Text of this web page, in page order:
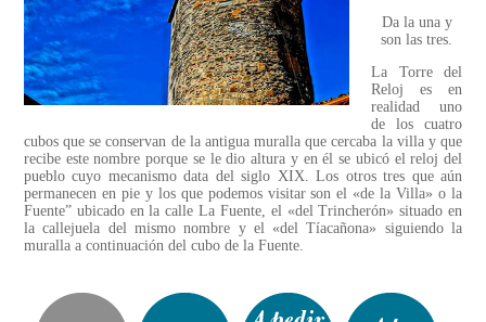
Da la una y
son las tres.
La Torre del
Reloj es en
realidad uno
de los cuatro
cubos que se conservan de la antigua muralla que cercaba la villa y que
recibe este nombre porque se le dio altura y en él se ubicó el reloj del
pueblo cuyo mecanismo data del siglo XIX. Los otros tres que aún
permanecen en pie y los que podemos visitar son el «de la Villa» o la
Fuente” ubicado en la calle La Fuente, el «del Trincherón» situado en
la callejuela del mismo nombre y el «del Tíacañona» siguiendo la
muralla a continuación del cubo de la Fuente.